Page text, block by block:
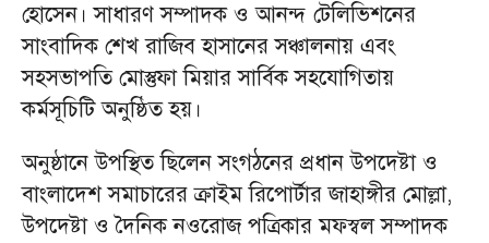
হোসেন। সাধারণ সম্পাদক ও আনন্দ টেলিভিশনের
সাংবাদিক শেখ রাজিব হাসানের সঞ্চালনায় এবং
সহসভাপতি মোস্তুফা মিয়ার সার্বিক সহযোগিতায়
কর্মসূচিটি অনুষ্ঠিত হয়।
অনুষ্ঠানে উপস্থিত ছিলেন সংগঠনের প্রধান উপদেষ্টা ও
বাংলাদেশ সমাচারের ক্রাইম রিপোর্টার জাহাঙ্গীর মোল্লা,
উপদেষ্টা ও দৈনিক নওরোজ পত্রিকার মফস্বল সম্পাদক